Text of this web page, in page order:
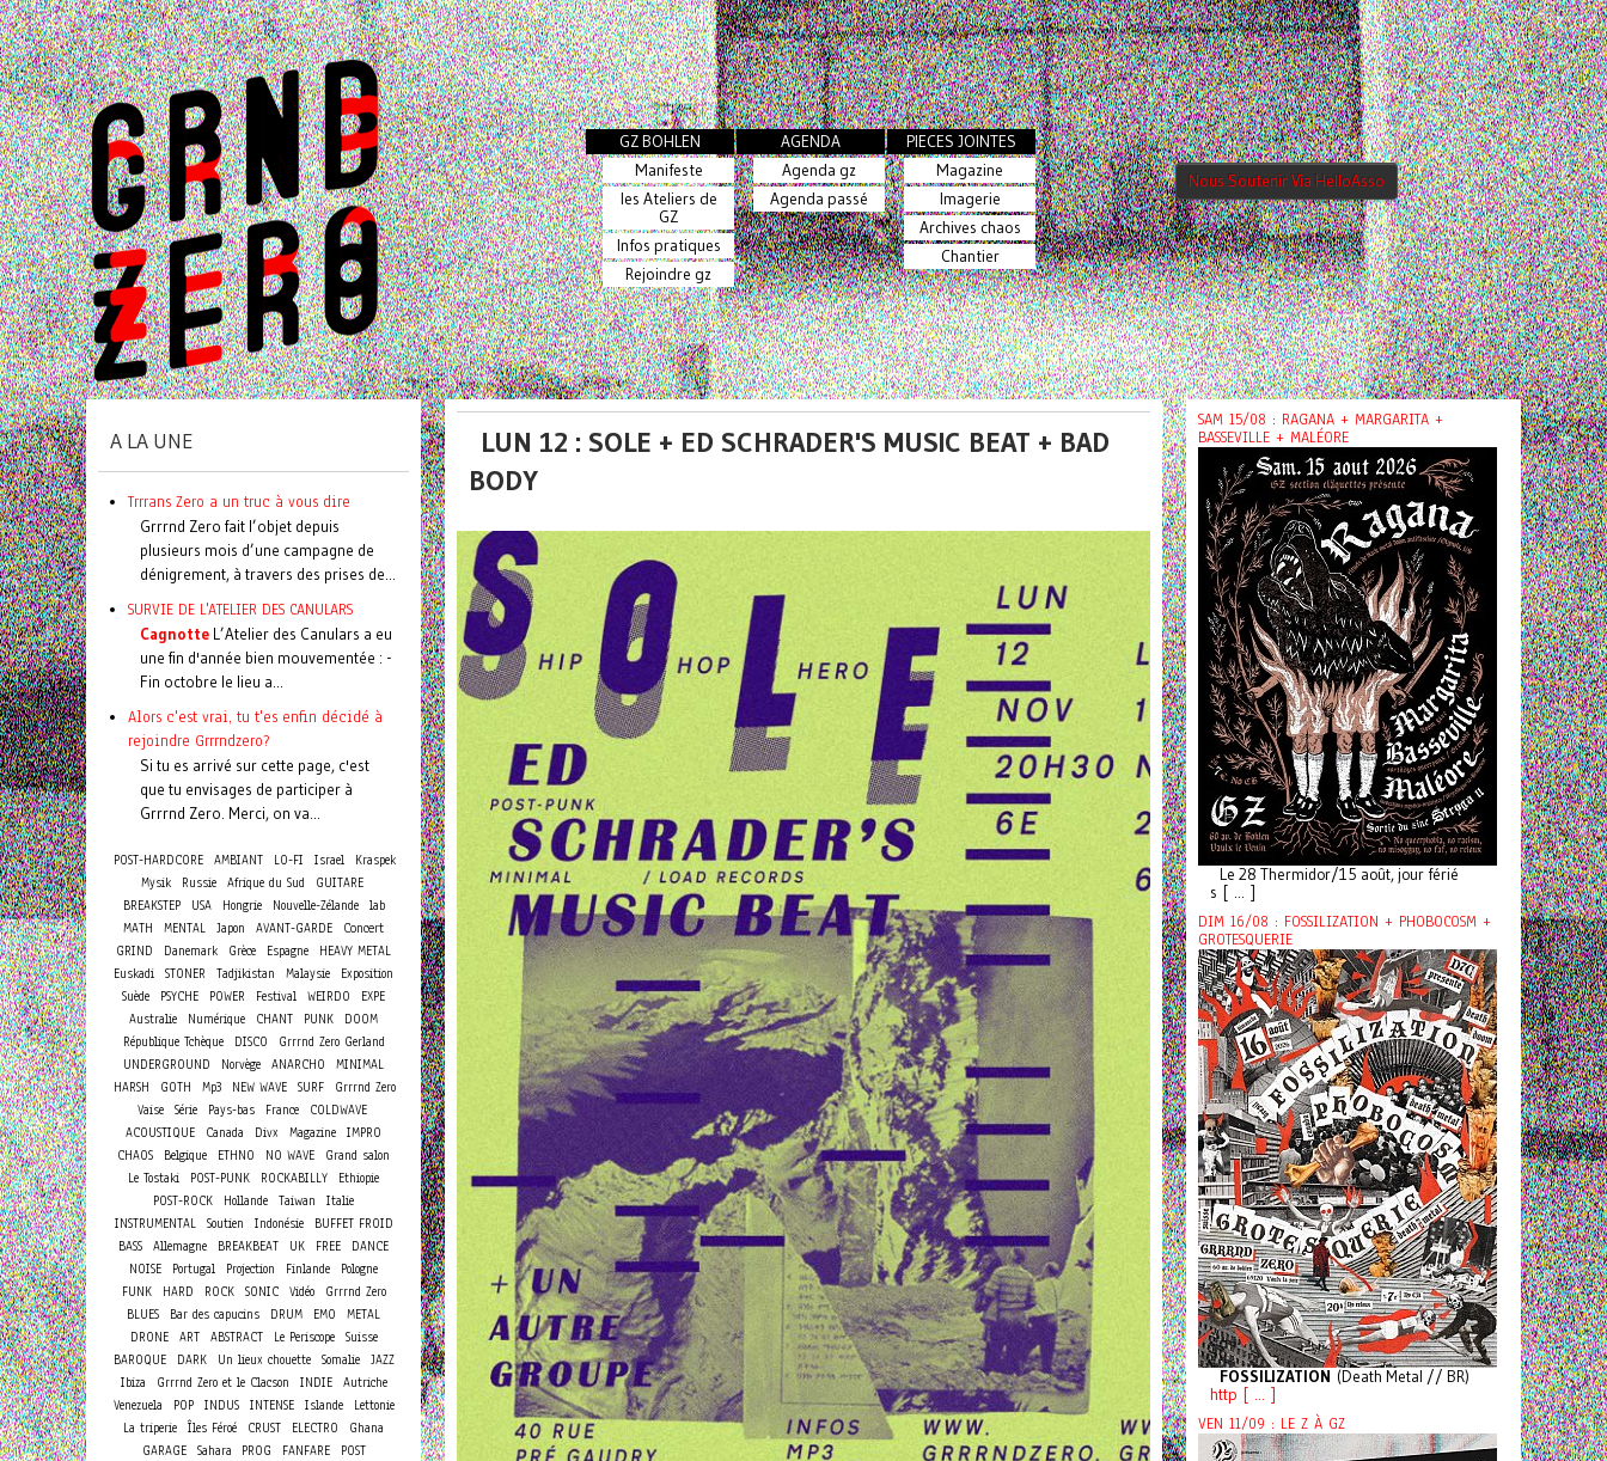
GZ BOHLEN
Manifeste
les Ateliers de
GZ
Infos pratiques
Rejoindre gz
AGENDA
Agenda gz
Agenda passé
PIECES JOINTES
Magazine
Imagerie
Archives chaos
Chantier
Nous Soutenir Via HelloAsso
LUN 12 : SOLE + ED SCHRADER'S MUSIC BEAT + BAD
BODY
A LA UNE
Trrrans Zero a un truc à vous dire
Grrrnd Zero fait l’objet depuis
plusieurs mois d’une campagne de
dénigrement, à travers des prises de...
SURVIE DE L'ATELIER DES CANULARS
Cagnotte L’Atelier des Canulars a eu
une fin d'année bien mouvementée : -
Fin octobre le lieu a...
Alors c'est vrai, tu t'es enfin décidé à
rejoindre Grrrndzero?
Si tu es arrivé sur cette page, c'est
que tu envisages de participer à
Grrrnd Zero. Merci, on va...
POST-HARDCORE AMBIANT LO-FI Israel
Kraspek
Mysik
Russie Afrique du Sud
GUITARE
BREAKSTEP
USA Hongrie Nouvelle-Zélande
lab
MATH
MENTAL Japon AVANT-GARDE Concert
GRIND Danemark Grèce Espagne
HEAVY METAL
Euskadi STONER Tadjikistan Malaysie
Exposition
Suède
PSYCHE POWER Festival WEIRDO
EXPE
Australie
Numérique CHANT PUNK
DOOM
République Tchèque
DISCO
Grrrnd Zero Gerland
UNDERGROUND
Norvège ANARCHO
MINIMAL
HARSH
GOTH Mp3 NEW WAVE SURF
Grrrnd Zero
Vaise Série Pays-bas France
COLDWAVE
ACOUSTIQUE
Canada Divx Magazine IMPRO
CHAOS
Belgique ETHNO NO WAVE
Grand salon
Le Tostaki
POST-PUNK ROCKABILLY
Ethiopie
POST-ROCK
Hollande Taiwan
Italie
INSTRUMENTAL
Soutien Indonésie
BUFFET FROID
BASS Allemagne BREAKBEAT UK FREE
DANCE
NOISE
Portugal Projection Finlande
Pologne
FUNK
HARD ROCK SONIC Vidéo
Grrrnd Zero
BLUES
Bar des capucins DRUM EMO
METAL
DRONE
ART ABSTRACT Le Periscope
Suisse
BAROQUE
DARK Un lieux chouette Somalie
JAZZ
Ibiza
Grrrnd Zero et le Clacson INDIE
Autriche
Venezuela
POP INDUS INTENSE Islande
Lettonie
La triperie Îles Féroé CRUST ELECTRO
Ghana
GARAGE
Sahara PROG FANFARE
POST
SAM 15/08 : RAGANA + MARGARITA +
BASSEVILLE + MALÉORE
Le 28 Thermidor/15 août, jour férié
s [ ... ]
DIM 16/08 : FOSSILIZATION + PHOBOCOSM +
GROTESQUERIE
FOSSILIZATION (Death Metal // BR)
http [ ... ]
VEN 11/09 : LE Z À GZ